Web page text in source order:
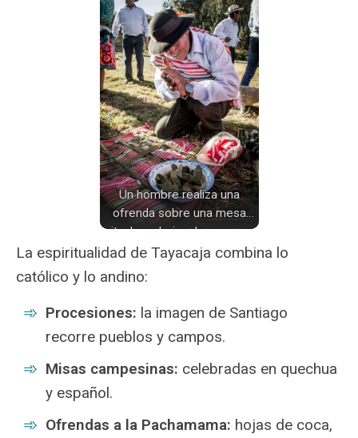
Un hombre realiza una
ofrenda sobre una mesa
ritual con hojas de coca en
un tazón azul y blanco,
participantes en un entorno
campestre; la escena
muestra una práctica
religiosa andina durante la
celebración.
La espiritualidad de Tayacaja combina lo
católico y lo andino:
Procesiones: la imagen de Santiago
recorre pueblos y campos.
Misas campesinas: celebradas en quechua
y español.
Ofrendas a la Pachamama: hojas de coca,